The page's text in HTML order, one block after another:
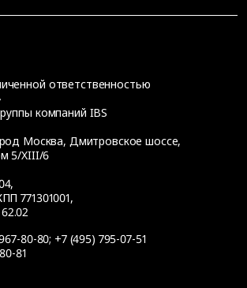
ответственностью
компаний IBS
Москва, Дмитровское шоссе,
5/XIII/6
771301001,
80-80; +7 (495) 795-07-51
81